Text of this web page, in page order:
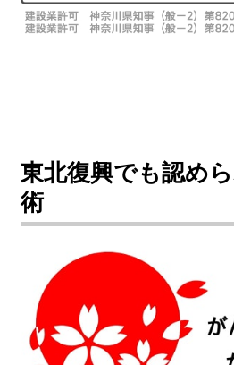
東北復興でも認め
術